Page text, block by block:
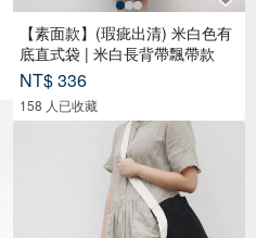
【素面款】(瑕疵出清) 米白色有
底直式袋 | 米白長背帶飄帶款
NT$ 336
158 人已收藏